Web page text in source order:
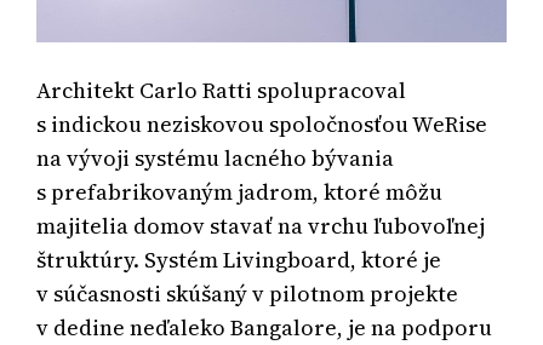
Architekt Carlo Ratti spolupracoval
s indickou neziskovou spoločnosťou WeRise
na vývoji systému lacného bývania
s prefabrikovaným jadrom, ktoré môžu
majitelia domov stavať na vrchu ľubovoľnej
štruktúry. Systém Livingboard, ktoré je
v súčasnosti skúšaný v pilotnom projekte
v dedine neďaleko Bangalore, je na podporu